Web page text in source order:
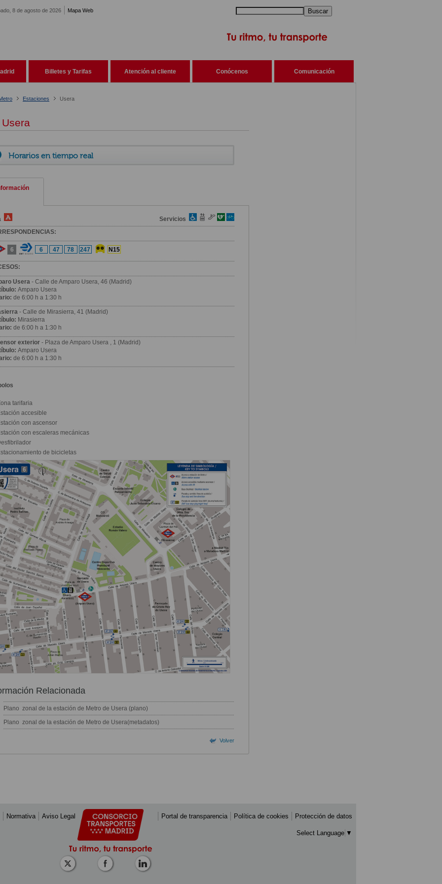
8 de agosto de 2026 Mapa Web Buscar
Billetes y Tarifas Atención al cliente Conócenos Comunicación
Estaciones Usera
Horarios en tiempo real
Servicios
6 6 47 78 247 N15
Usera - Calle de Amparo Usera, 46 (Madrid)
Amparo Usera
de 6:00 h a 1:30 h
- Calle de Mirasierra, 41 (Madrid)
Mirasierra
de 6:00 h a 1:30 h
exterior - Plaza de Amparo Usera , 1 (Madrid)
Amparo Usera
de 6:00 h a 1:30 h
tarifaria
accesible
con ascensor
con escaleras mecánicas
de bicicletas
Relacionada
Plano zonal de la estación de Metro de Usera (plano)
Plano zonal de la estación de Metro de Usera(metadatos)
Volver
Normativa Aviso Legal Portal de transparencia Política de cookies Protección de datos
Select Language ▼